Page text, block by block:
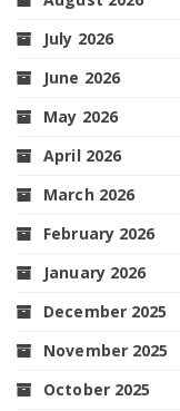
July 2026
June 2026
May 2026
April 2026
March 2026
February 2026
January 2026
December 2025
November 2025
October 2025